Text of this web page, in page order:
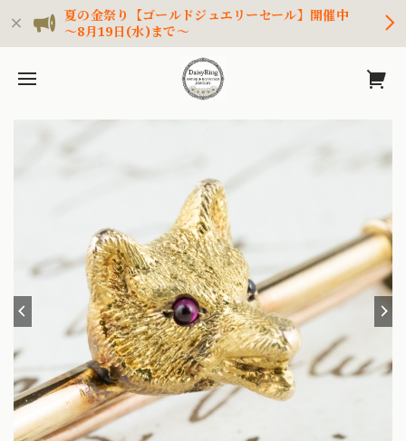
夏の金祭り【ゴールドジュエリーセール】開催中
～8月19日(水)まで～